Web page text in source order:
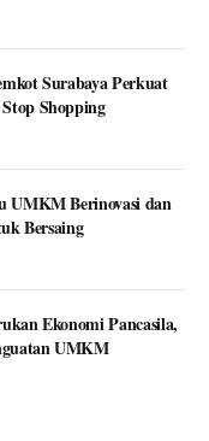
Surabaya Perkuat
Shopping
UMKM Berinovasi dan
Bersaing
Ekonomi Pancasila,
UMKM